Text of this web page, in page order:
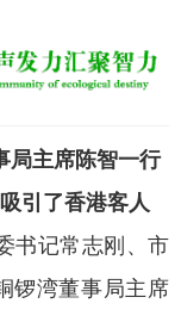
局主席陈智一行
引了香港客人
书记常志刚、市
锣湾董事局主席